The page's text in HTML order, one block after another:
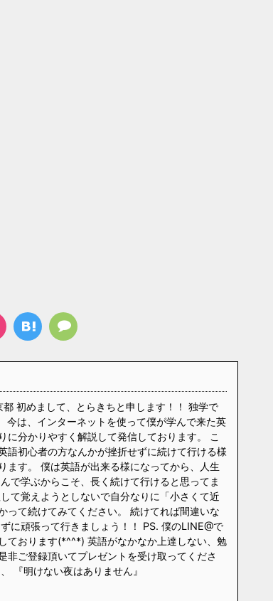
初めまして、とらきちと申します！！ 独学で
今は、インターネットを使って僕が学んで来た英
に分かりやすく解説して発信しております。 こ
語初心者の方なんかが挫折せずに続けて行ける様
ます。 僕は英語が出来る様になってから、人生
で学ぶからこそ、長く続けて行けると思ってま
て覚えようとしないで自分なりに「小さくて近
って続けてみてください。 続けてれば間違いな
に頑張って行きましょう！！ PS. 僕のLINE@で
ております(*^^*) 英語がなかなか上達しない、勉
非ご登録頂いてプレゼントを受け取ってくださ
『明けない夜はありません』